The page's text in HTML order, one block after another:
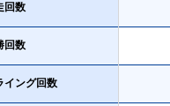
回数
回数
イング回数